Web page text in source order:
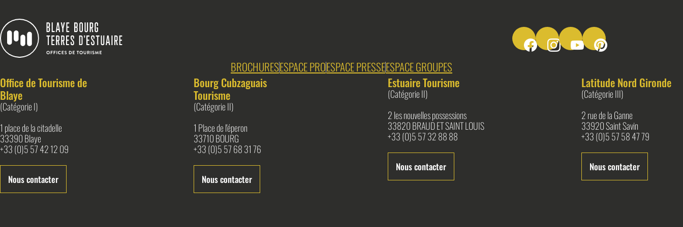
Suivez-nous sur Facebook
Suivez-nous sur Instagram
Suivez-nous sur Youtube
Suivez-nous sur
BROCHURESESPACE PROESPACE PRESSEESPACE GROUPES
Office de Tourisme de
Blaye
(Catégorie I)
1 place de la citadelle
33390 Blaye
+33 (0)5 57 42 12 09
Nous contacter
Bourg Cubzaguais
Tourisme
(Catégorie II)
1 Place de l'éperon
33710 BOURG
+33 (0)5 57 68 31 76
Nous contacter
Estuaire Tourisme
(Catégorie II)
2 les nouvelles possessions
33820 BRAUD ET SAINT LOUIS
+33 (0)5 57 32 88 88
Nous contacter
Latitude Nord Gironde
(Catégorie III)
2 rue de la Ganne
33920 Saint Savin
+33 (0)5 57 58 47 79
Nous contacter